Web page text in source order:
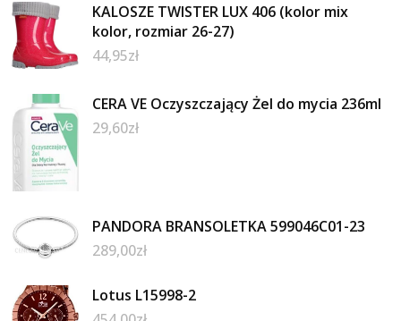
KALOSZE TWISTER LUX 406 (kolor mix
kolor, rozmiar 26-27)
44,95zł
CERA VE Oczyszczający Żel do mycia 236ml
29,60zł
PANDORA BRANSOLETKA 599046C01-23
289,00zł
Lotus L15998-2